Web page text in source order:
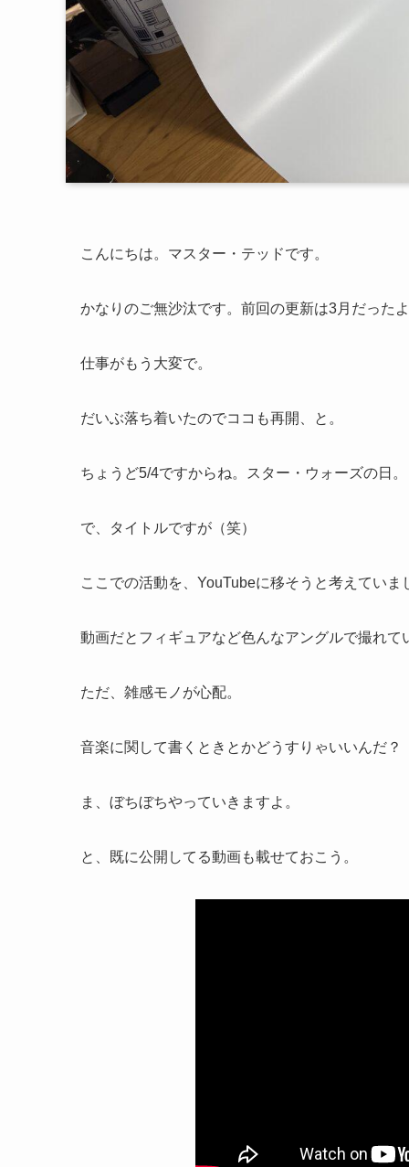
こんにちは。マスター・テッドです。
かなりのご無沙汰です。前回の更新は3月だった
仕事がもう大変で。
だいぶ落ち着いたのでココも再開、と。
ちょうど5/4ですからね。スター・ウォーズの日。
で、タイトルですが（笑）
ここでの活動を、YouTubeに移そうと考えていま
動画だとフィギュアなど色んなアングルで撮れて
ただ、雑感モノが心配。
音楽に関して書くときとかどうすりゃいいんだ？
ま、ぼちぼちやっていきますよ。
と、既に公開してる動画も載せておこう。